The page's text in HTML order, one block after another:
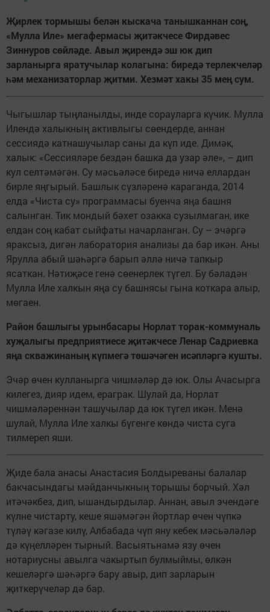
Җирлек тормышы белән кыскача танышканнан соң,
«Мулла Иле» мегафермасы җитәкчесе Фирдәвес
Зиннуров сөйләде. Авыл җирендә эш юк дип
зарланырга яратучылар колагына: биредә терлекчеләр
һәм механизаторлар җитми. Хезмәт хакы 35 мең сум.
Чыгышлар тыңланылды, инде сорауларга күчик. Мулла
Илендә халыкның активлыгы сөендерде, аннан
сессиядә катнашучылар саны да күп иде. Димәк,
халык: «Сессияләре бездән башка да узар әле», – дип
кул селтәмәгән. Су мәсьәләсе биредә ничә еллардан
бирле яңгырый. Башлык сүзләренә караганда, 2014
елда «Чиста су» программасы буенча яңа башня
салынган. Тик мондый бәхет озакка сузылмаган, ике
елдан соң кабат сыйфаты начарланган. Су – эчәргә
яраксыз, дигән лаборатория анализы да бар икән. Аны
Ярулла абый шәһәргә барып әллә ничә тапкыр
ясаткан. Нәтиҗәсе генә сөенерлек түгел. Бу бәладән
Мулла Иле халкын яңа су башнясы гына коткара алыр,
мөгаен.
Район башлыгы урынбасары Норлат торак-коммуналь
хуҗалыгы предприятиесе җитәкчесе Ленар Садриевка
яңа скважинаның күпмегә төшәчәген исәпләргә кушты.
Эчәр өчен кулланырга чишмәләр дә юк. Олы Ачасырга
килегез, дияр идем, ераг­рак. Шулай да, Норлат
чишмәләреннән ташучылар да юк түгел икән. Менә
шулай, Мулла Иле халкы бүгенге көндә чиста суга
тилмереп яши.
Җиде бала анасы Анастасия Болдыреваны балалар
бакчасындагы мәйданчыкның торышы борчый. Хәл
итә­чәкбез, дип, ышандырдылар. Аннан, авыл эчендәге
күлне чистарту, кеше яшәмәгән йортлар өчен чүпкә
түләү кәгазе килү, Албабада чүп яну кебек мәсьәләләр
дә күңелләрен тырный. Васыятьнамә язу өчен
нотариусны авылга чакыртып булмыймы, өлкән
кешеләргә шәһәргә бару авыр, дип зарларын
җиткерүчеләр дә бар.